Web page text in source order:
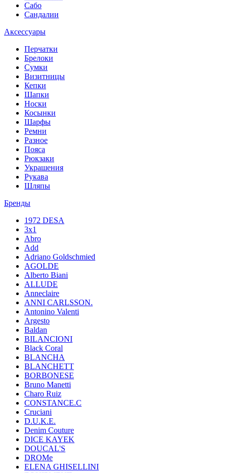
Сабо
Сандалии
Аксессуары
Перчатки
Брелоки
Сумки
Визитницы
Кепки
Шапки
Носки
Косынки
Шарфы
Ремни
Разное
Пояса
Рюкзаки
Украшения
Рукава
Шляпы
Бренды
1972 DESA
3x1
Abro
Add
Adriano Goldschmied
AGOLDE
Alberto Biani
ALLUDE
Anneclaire
ANNI CARLSSON.
Antonino Valenti
Argesto
Baldan
BILANCIONI
Black Coral
BLANCHA
BLANCHETT
BORBONESE
Bruno Manetti
Charo Ruiz
CONSTANCE.C
Cruciani
D.U.K.E.
Denim Couture
DICE KAYEK
DOUCAL'S
DROMe
ELENA GHISELLINI